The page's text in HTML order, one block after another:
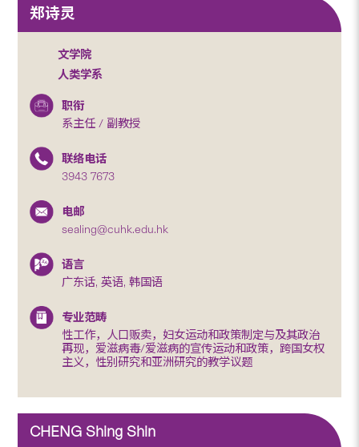
郑诗灵
文学院
人类学系
职衔
系主任 / 副教授
联络电话
3943 7673
电邮
sealing@cuhk.edu.hk
语言
广东话, 英语, 韩国语
专业范畴
性工作，人口贩卖，妇女运动和政策制定与及其政治
再现，爱滋病毒/爱滋病的宣传运动和政策，跨国女权
主义，性别研究和亚洲研究的教学议题
CHENG Shing Shin